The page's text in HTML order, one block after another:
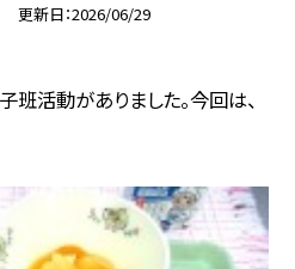
更新日 2026/06/29
班活動がありました。今回は、